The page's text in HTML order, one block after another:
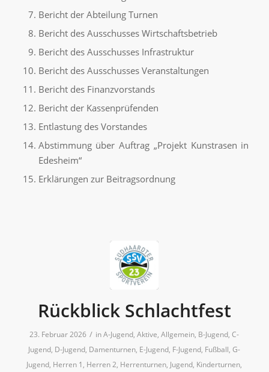
Bericht der Abteilung Turnen
Bericht des Ausschusses Wirtschaftsbetrieb
Bericht des Ausschusses Infrastruktur
Bericht des Ausschusses Veranstaltungen
Bericht des Finanzvorstands
Bericht der Kassenprüfenden
Entlastung des Vorstandes
Abstimmung über Auftrag „Projekt Kunstrasen in
Edesheim“
Erklärungen zur Beitragsordnung
Rückblick Schlachtfest
23. Februar 2026 / inA-Jugend,Aktive,Allgemein, B-Jugend,C-
Jugend, D-Jugend, Damenturnen, E-Jugend, F-Jugend, Fußball,G-
Jugend, Herren 1 , Herren 2, Herrenturnen, Jugend, Kinderturnen,